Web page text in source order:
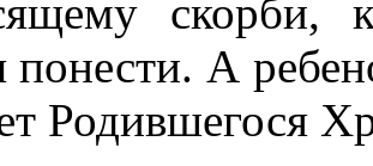
скорби,
А
Родившегося